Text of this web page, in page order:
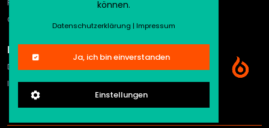
FAQ
CMS-Vergleich
Rechtliches
Datenschutz
Impressum
können.
Datenschutzerklärung |Impressum
Ja, ich bin einverstanden
Einstellungen